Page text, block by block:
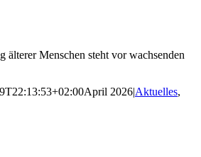
älterer Menschen steht vor wachsenden
April 2026|Aktuelles,